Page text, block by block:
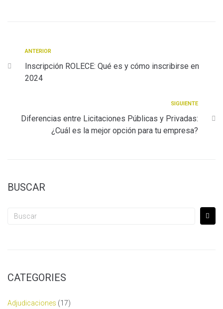
ANTERIOR
Inscripción ROLECE: Qué es y cómo inscribirse en
2024
SIGUIENTE
Diferencias entre Licitaciones Públicas y Privadas:
¿Cuál es la mejor opción para tu empresa?
BUSCAR
CATEGORIES
Adjudicaciones (17)